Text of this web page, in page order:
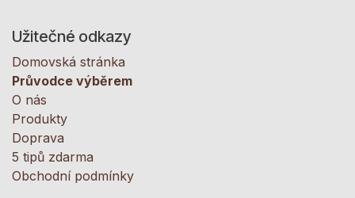
Užitečné odkazy
Domovská stránka
Průvodce výběrem
O nás
Produkty
Doprava
5 tipů zdarma
Obchodní podmínky